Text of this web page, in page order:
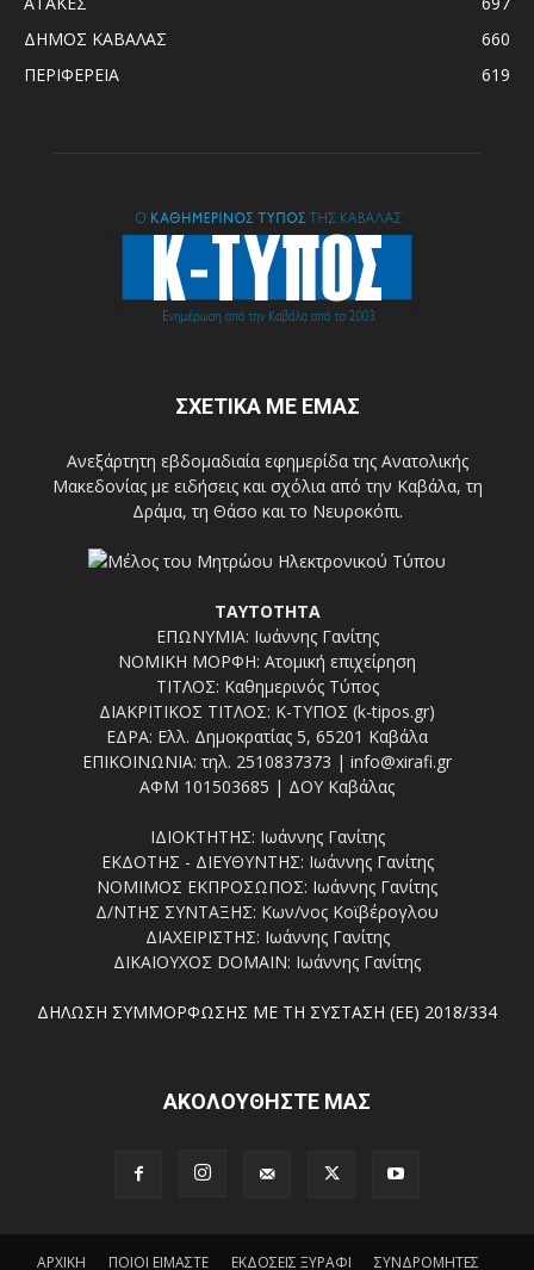
ΔΗΜΟΣ ΚΑΒΑΛΑΣ
660
ΠΕΡΙΦΕΡΕΙΑ
619
ΣΧΕΤΙΚΑ ΜΕ ΕΜΑΣ
Ανεξάρτητη εβδομαδιαία εφημερίδα της Ανατολικής
Μακεδονίας με ειδήσεις και σχόλια από την Καβάλα, τη
Δράμα, τη Θάσο και το Νευροκόπι.
ΤΑΥΤΟΤΗΤΑ
ΕΠΩΝΥΜΙΑ: Ιωάννης Γανίτης
ΝΟΜΙΚΗ ΜΟΡΦΗ: Ατομική επιχείρηση
ΤΙΤΛΟΣ: Καθημερινός Τύπος
ΔΙΑΚΡΙΤΙΚΟΣ ΤΙΤΛΟΣ: Κ-ΤΥΠΟΣ (k-tipos.gr)
ΕΔΡΑ: Ελλ. Δημοκρατίας 5, 65201 Καβάλα
ΕΠΙΚΟΙΝΩΝΙΑ: τηλ. 2510837373 | info@xirafi.gr
ΑΦΜ 101503685 | ΔΟΥ Καβάλας
ΙΔΙΟΚΤΗΤΗΣ: Ιωάννης Γανίτης
ΕΚΔΟΤΗΣ - ΔΙΕΥΘΥΝΤΗΣ: Ιωάννης Γανίτης
ΝΟΜΙΜΟΣ ΕΚΠΡΟΣΩΠΟΣ: Ιωάννης Γανίτης
Δ/ΝΤΗΣ ΣΥΝΤΑΞΗΣ: Κων/νος Κοϊβέρογλου
ΔΙΑΧΕΙΡΙΣΤΗΣ: Ιωάννης Γανίτης
ΔΙΚΑΙΟΥΧΟΣ DOMAIN: Ιωάννης Γανίτης
ΔΗΛΩΣΗ ΣΥΜΜΟΡΦΩΣΗΣ ΜΕ ΤΗ ΣΥΣΤΑΣΗ (ΕΕ) 2018/334
ΑΚΟΛΟΥΘΗΣΤΕ ΜΑΣ
ΑΡΧΙΚΗ ΠΟΙΟΙ ΕΙΜΑΣΤΕ ΕΚΔΟΣΕΙΣ ΞΥΡΑΦΙ ΣΥΝΔΡΟΜΗΤΕΣ